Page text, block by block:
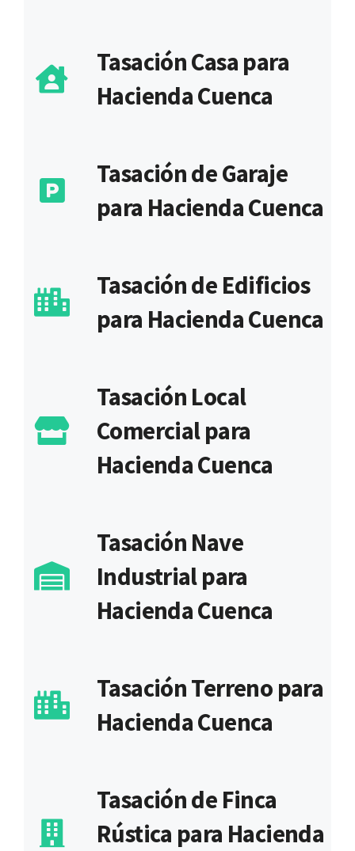
Tasación Casa para
Hacienda Cuenca
Tasación de Garaje
para Hacienda Cuenca
Tasación de Edificios
para Hacienda Cuenca
Tasación Local
Comercial para
Hacienda Cuenca
Tasación Nave
Industrial para
Hacienda Cuenca
Tasación Terreno para
Hacienda Cuenca
Tasación de Finca
Rústica para Hacienda